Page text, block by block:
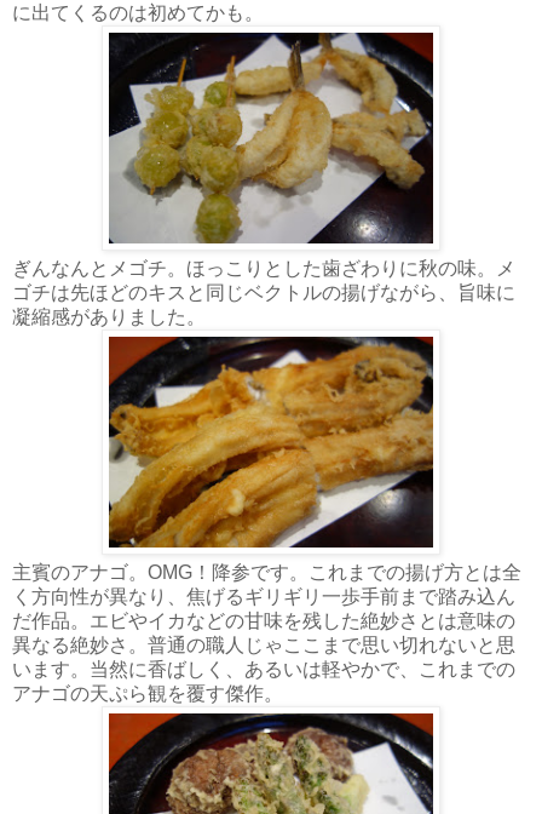
に出てくるのは初めてかも。
ぎんなんとメゴチ。ほっこりとした歯ざわりに秋の味。メ
ゴチは先ほどのキスと同じベクトルの揚げながら、旨味に
凝縮感がありました。
主賓のアナゴ。OMG！降参です。これまでの揚げ方とは全
く方向性が異なり、焦げるギリギリ一歩手前まで踏み込ん
だ作品。エビやイカなどの甘味を残した絶妙さとは意味の
異なる絶妙さ。普通の職人じゃここまで思い切れないと思
います。当然に香ばしく、あるいは軽やかで、これまでの
アナゴの天ぷら観を覆す傑作。